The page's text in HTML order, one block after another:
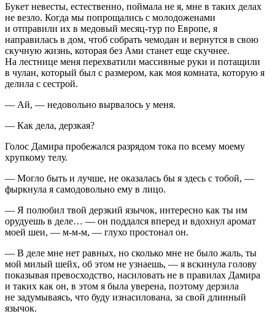
Букет невесты, естественно, поймала не я, мне в таких делах
не везло. Когда мы попрощались с молодоженами
и отправили их в медовый месяц-тур по Европе, я
направилась в дом, чтоб собрать чемодан и вернутся в свою
скучную жизнь, которая без Ами станет еще скучнее.
На лестнице меня перехватили массивные руки и потащили
в чулан, который был с размером, как моя комната, которую я
делила с сестрой.
— Ай, — недовольно вырвалось у меня.
— Как дела, дерзкая?
Голос Дамира пробежался разрядом тока по всему моему
хрупкому телу.
— Могло быть и лучше, не оказалась бы я здесь с тобой, —
фыркнула я самодовольно ему в лицо.
— Я полюбил твой дерзкий язычок, интересно как ты им
орудуешь в деле… — он поддался вперед и вдохнул аромат
моей шеи, — м-м-м, — глухо простонал он.
— В деле мне нет равных, но сколько мне не было жаль, ты
мой милый шейх, об этом не узнаешь, — я вскинула голову
показывая превосходство, насиловать не в правилах Дамира
и таких как он, в этом я была уверена, поэтому дерзила
не задумываясь, что буду изнасилована, за свой длинный
язычок.